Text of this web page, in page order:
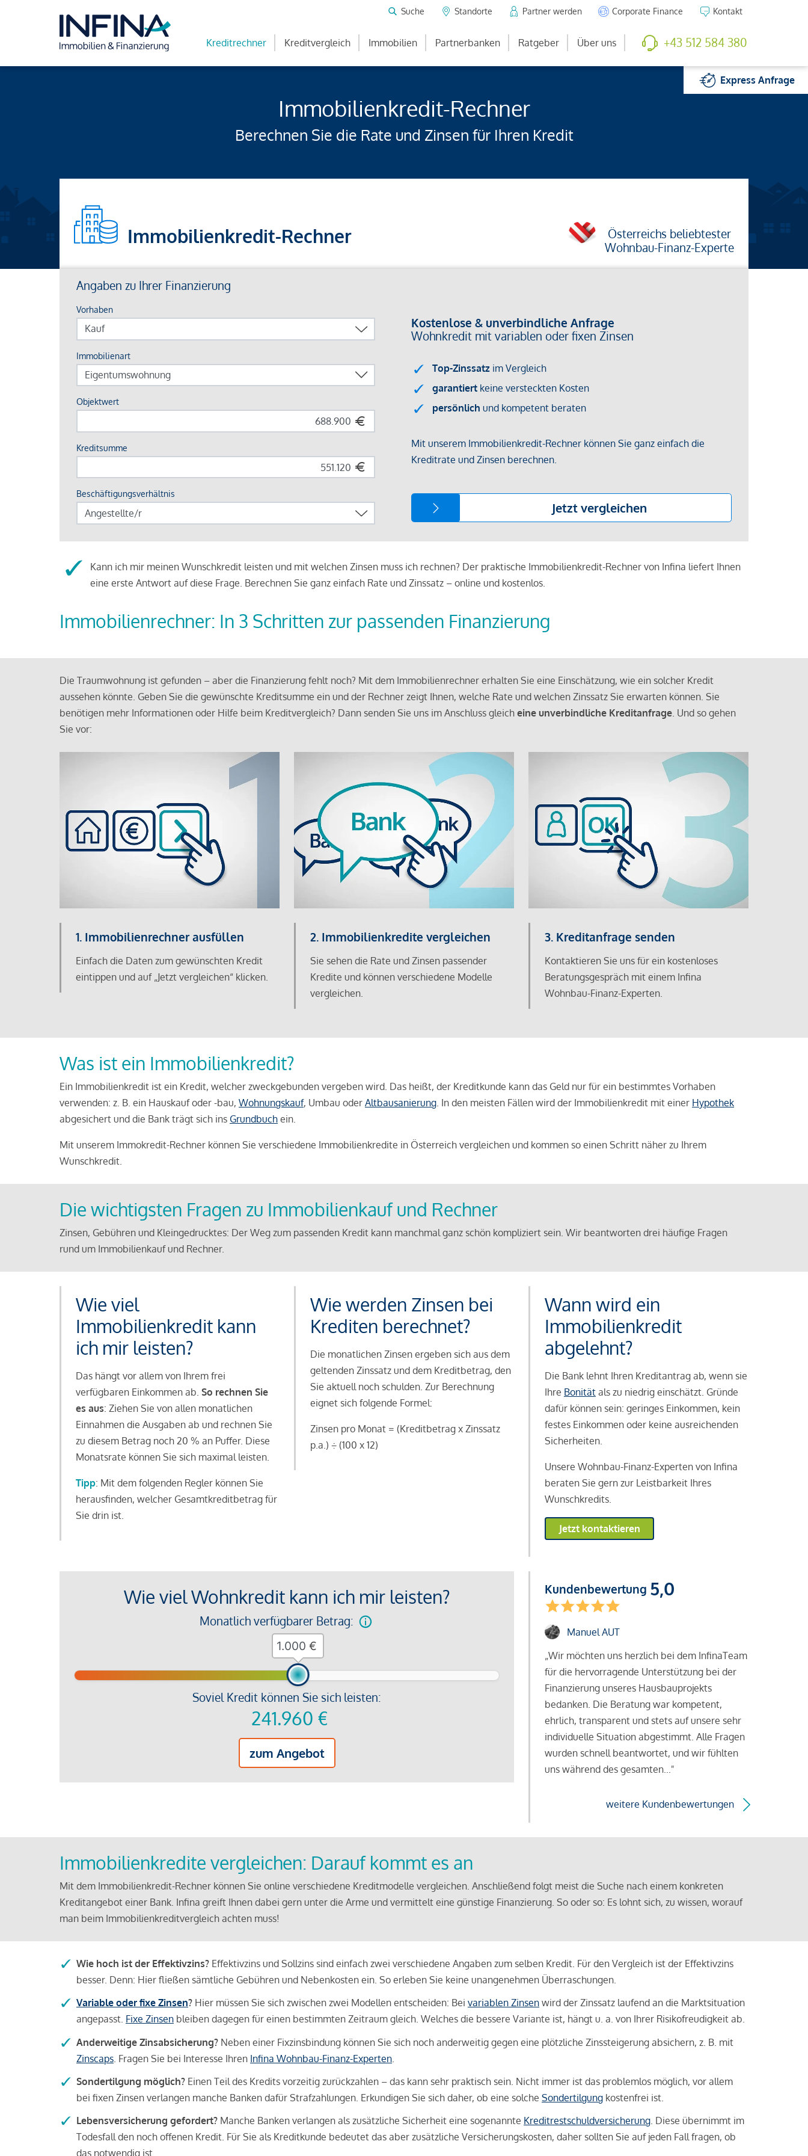
Suche Standorte Partner werden Corporate Finance Kontakt
Kreditrechner Kreditvergleich Immobilien Partnerbanken Ratgeber Über uns +43 512 584 380
ExpressAnfrage
Immobilienkredit-Rechner
Berechnen Sie die Rate und Zinsen für Ihren Kredit
Immobilienkredit-Rechner
Österreichs beliebtester
Wohnbau-Finanz-Experte
Kann ich mir meinen Wunschkredit leisten und mit welchen Zinsen muss ich rechnen? Der praktische Immobilienkredit-Rechner von Infina liefert Ihnen
eine erste Antwort auf diese Frage. Berechnen Sie ganz einfach Rate und Zinssatz – online und kostenlos.
Immobilienrechner: In 3 Schritten zur passenden Finanzierung
Die Traumwohnung ist gefunden – aber die Finanzierung fehlt noch? Mit dem Immobilienrechner erhalten Sie eine Einschätzung, wie ein solcher Kredit
aussehen könnte. Geben Sie die gewünschte Kreditsumme ein und der Rechner zeigt Ihnen, welche Rate und welchen Zinssatz Sie erwarten können. Sie
benötigen mehr Informationen oder Hilfe beim Kreditvergleich? Dann senden Sie uns im Anschluss gleich eine unverbindliche Kreditanfrage. Und so gehen
Sie vor:
1. Immobilienrechner ausfüllen
Einfach die Daten zum gewünschten Kredit
eintippen und auf „Jetzt vergleichen“ klicken.
2. Immobilienkredite vergleichen
Sie sehen die Rate und Zinsen passender
Kredite und können verschiedene Modelle
vergleichen.
3. Kreditanfrage senden
Kontaktieren Sie uns für ein kostenloses
Beratungsgespräch mit einem Infina
Wohnbau-Finanz-Experten.
Was ist ein Immobilienkredit?
Ein Immobilienkredit ist ein Kredit, welcher zweckgebunden vergeben wird. Das heißt, der Kreditkunde kann das Geld nur für ein bestimmtes Vorhaben
verwenden: z. B. ein Hauskauf oder -bau, Wohnungskauf, Umbau oder Altbausanierung. In den meisten Fällen wird der Immobilienkredit mit einer Hypothek
abgesichert und die Bank trägt sich ins Grundbuch ein.
Mit unserem Immokredit-Rechner können Sie verschiedene Immobilienkredite in Österreich vergleichen und kommen so einen Schritt näher zu Ihrem
Wunschkredit.
Die wichtigsten Fragen zu Immobilienkauf und Rechner
Zinsen, Gebühren und Kleingedrucktes: Der Weg zum passenden Kredit kann manchmal ganz schön kompliziert sein. Wir beantworten drei häufige Fragen
rund um Immobilienkauf und Rechner.
Wie viel
Immobilienkredit kann
ich mir leisten?
Das hängt vor allem von Ihrem frei
verfügbaren Einkommen ab. So rechnen Sie
es aus: Ziehen Sie von allen monatlichen
Einnahmen die Ausgaben ab und rechnen Sie
zu diesem Betrag noch 20 % an Puffer. Diese
Monatsrate können Sie sich maximal leisten.
Tipp: Mit dem folgenden Regler können Sie
herausfinden, welcher Gesamtkreditbetrag für
Sie drin ist.
Wie werden Zinsen bei
Krediten berechnet?
Die monatlichen Zinsen ergeben sich aus dem
geltenden Zinssatz und dem Kreditbetrag, den
Sie aktuell noch schulden. Zur Berechnung
eignet sich folgende Formel:
Zinsen pro Monat = (Kreditbetrag x Zinssatz
p.a.) ÷ (100 x 12)
Wann wird ein
Immobilienkredit
abgelehnt?
Die Bank lehnt Ihren Kreditantrag ab, wenn sie
Ihre Bonitätals zu niedrig einschätzt. Gründe
dafür können sein: geringes Einkommen, kein
festes Einkommen oder keine ausreichenden
Sicherheiten.
Unsere Wohnbau-Finanz-Experten von Infina
beraten Sie gern zur Leistbarkeit Ihres
Wunschkredits.
Jetzt kontaktieren
Wie viel Wohnkredit kann ich mir leisten?
Monatlich verfügbarer Betrag:
Soviel Kredit können Sie sich leisten:
241.960 €
zum Angebot
€
Kundenbewertung 5,0
Manuel AUT
„Wir möchten uns herzlich bei dem InfinaTeam
für die hervorragende Unterstützung bei der
Finanzierung unseres Hausbauprojekts
bedanken. Die Beratung war kompetent,
ehrlich, transparent und stets auf unsere sehr
individuelle Situation abgestimmt. Alle Fragen
wurden schnell beantwortet, und wir fühlten
uns während des gesamten..."
weitere Kundenbewertungen
Immobilienkredite vergleichen: Darauf kommt es an
Mit dem Immobilienkredit-Rechner können Sie online verschiedene Kreditmodelle vergleichen. Anschließend folgt meist die Suche nach einem konkreten
Kreditangebot einer Bank. Infina greift Ihnen dabei gern unter die Arme und vermittelt eine günstige Finanzierung. So oder so: Es lohnt sich, zu wissen, worauf
man beim Immobilienkreditvergleich achten muss!
Wie hoch ist der Effektivzins? Effektivzins und Sollzins sind einfach zwei verschiedene Angaben zum selben Kredit. Für den Vergleich ist der Effektivzins
besser. Denn: Hier fließen sämtliche Gebühren und Nebenkosten ein. So erleben Sie keine unangenehmen Überraschungen.
Variable oder fixe Zinsen? Hier müssen Sie sich zwischen zwei Modellen entscheiden: Bei variablen Zinsen wird der Zinssatz laufend an die Marktsituation
angepasst. Fixe Zinsen bleiben dagegen für einen bestimmten Zeitraum gleich. Welches die bessere Variante ist, hängt u. a. von Ihrer Risikofreudigkeit ab.
Anderweitige Zinsabsicherung? Neben einer Fixzinsbindung können Sie sich noch anderweitig gegen eine plötzliche Zinssteigerung absichern, z. B. mit
Zinscaps . Fragen Sie bei Interesse Ihren Infina Wohnbau-Finanz-Experten
Sondertilgung möglich? Einen Teil des Kredits vorzeitig zurückzahlen – das kann sehr praktisch sein. Nicht immer ist das problemlos möglich, vor allem
bei fixen Zinsen verlangen manche Banken dafür Strafzahlungen. Erkundigen Sie sich daher, ob eine solche Sondertilgung kostenfrei ist.
Lebensversicherung gefordert? Manche Banken verlangen als zusätzliche Sicherheit eine sogenannte Kreditrestschuldversicherung . Diese übernimmt im
Todesfall den noch offenen Kredit. Für Sie als Kreditkunde bedeutet das aber zusätzliche Versicherungskosten, daher sollten Sie auf jeden Fall fragen, ob
das notwendig ist.